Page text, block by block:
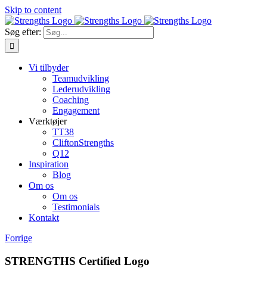
Skip to content
Søg efter:
Vi tilbyder
Teamudvikling
Lederudvikling
Coaching
Engagement
Værktøjer
TT38
CliftonStrengths
Q12
Inspiration
Blog
Om os
Om os
Testimonials
Kontakt
Forrige
STRENGTHS Certified Logo